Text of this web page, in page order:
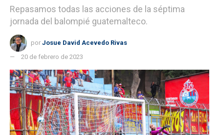
Repasamos todas las acciones de la séptima
jornada del balompié guatemalteco.
por Josue David Acevedo Rivas
20 de febrero de 2023